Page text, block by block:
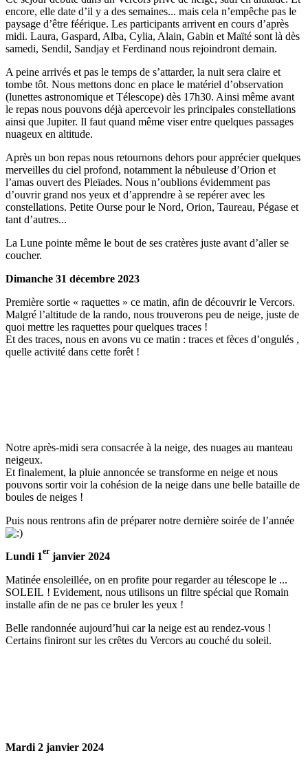
encore, elle date d’il y a des semaines... mais cela n’empêche pas le
paysage d’être féérique. Les participants arrivent en cours d’après
midi. Laura, Gaspard, Alba, Cylia, Alain, Gabin et Maïté sont là dès
samedi, Sendil, Sandjay et Ferdinand nous rejoindront demain.
A peine arrivés et pas le temps de s’attarder, la nuit sera claire et
tombe tôt. Nous mettons donc en place le matériel d’observation
(lunettes astronomique et Télescope) dès 17h30. Ainsi même avant
le repas nous pouvons déjà apercevoir les principales constellations
ainsi que Jupiter. Il faut quand même viser entre quelques passages
nuageux en altitude.
Après un bon repas nous retournons dehors pour apprécier quelques
merveilles du ciel profond, notamment la nébuleuse d’Orion et
l’amas ouvert des Pleïades. Nous n’oublions évidemment pas
d’ouvrir grand nos yeux et d’apprendre à se repérer avec les
constellations. Petite Ourse pour le Nord, Orion, Taureau, Pégase et
tant d’autres...
La Lune pointe même le bout de ses cratères juste avant d’aller se
coucher.
Dimanche 31 décembre 2023
Première sortie « raquettes » ce matin, afin de découvrir le Vercors.
Malgré l’altitude de la rando, nous trouverons peu de neige, juste de
quoi mettre les raquettes pour quelques traces !
Et des traces, nous en avons vu ce matin : traces et fèces d’ongulés ,
quelle activité dans cette forêt !
Notre après-midi sera consacrée à la neige, des nuages au manteau
neigeux.
Et finalement, la pluie annoncée se transforme en neige et nous
pouvons sortir voir la cohésion de la neige dans une belle bataille de
boules de neiges !
Puis nous rentrons afin de préparer notre dernière soirée de l’année
Lundi 1er janvier 2024
Matinée ensoleillée, on en profite pour regarder au télescope le ...
SOLEIL ! Evidement, nous utilisons un filtre spécial que Romain
installe afin de ne pas ce bruler les yeux !
Belle randonnée aujourd’hui car la neige est au rendez-vous !
Certains finiront sur les crêtes du Vercors au couché du soleil.
Mardi 2 janvier 2024